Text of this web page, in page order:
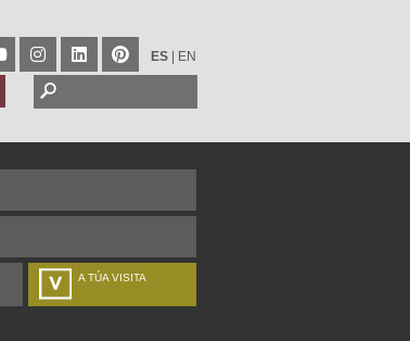
ES EN
A TÚA VISITA